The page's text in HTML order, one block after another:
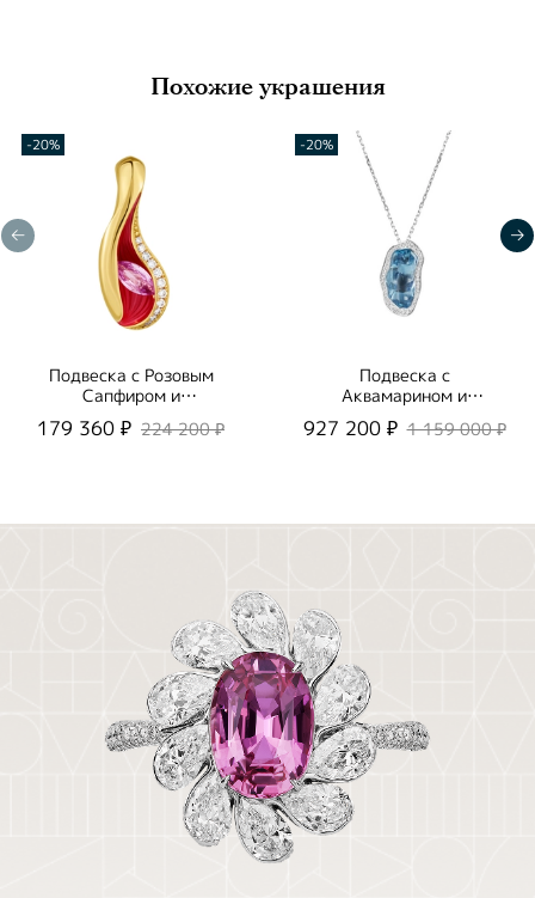
Похожие украшения
-20%
Подвеска с Розовым
Сапфиром и
Бриллиантами, Эмаль,
P0123-8/2
179 360 ₽ 224 200 ₽
-20%
Подвеска с
Аквамарином и
Бриллиантами, P0030-
1/1
927 200 ₽ 1 159 000 ₽